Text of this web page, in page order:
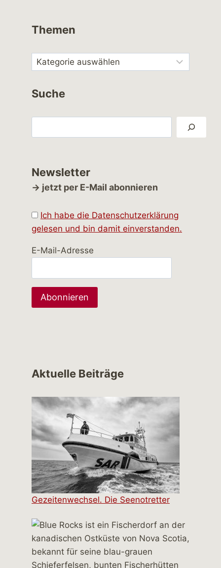
Themen
Suche
Newsletter
→ jetzt per E-Mail abonnieren
Ich habe die Datenschutzerklärung
gelesen und bin damit einverstanden.
E-Mail-Adresse
Aktuelle Beiträge
Gezeitenwechsel. Die Seenotretter